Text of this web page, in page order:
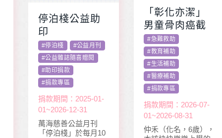
停泊棧公益助
印
#停泊棧 #公益月刊
#公益雜誌隨喜贈閱
#助印捐款
#捐款專區
捐款期間：2025-01-
01~2026-12-31
萬海慈善公益月刊
「停泊棧」於每月10
「彰化亦潔」
男童骨肉癌截
肢化療 受暴單
親媽照顧陷困
#急難救助
#教育補助
#生活補助
#醫療補助
#捐款專區
捐款期間：2026-07-
01~2026-08-31
仲禾（化名，6歲），